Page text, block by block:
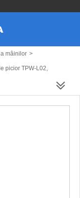
mâinilor >
picior TPW-L02,